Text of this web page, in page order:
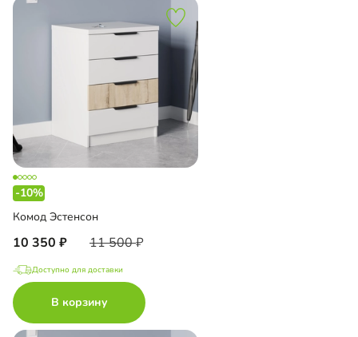
-10%
Комод Эстенсон
10 350 11 500
Доступно для доставки
В корзину